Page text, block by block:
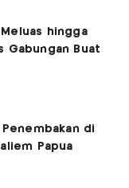
hingga
Gabungan Buat
di
Papua